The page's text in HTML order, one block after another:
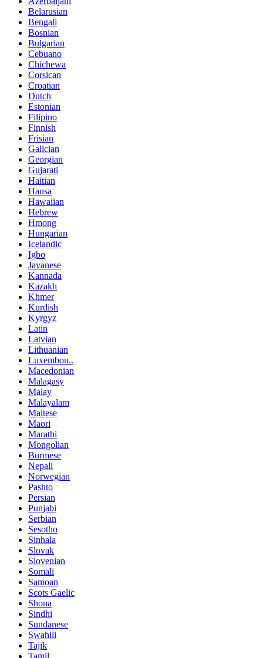
Belarusian
Bengali
Bosnian
Bulgarian
Cebuano
Chichewa
Corsican
Croatian
Dutch
Estonian
Filipino
Finnish
Frisian
Galician
Georgian
Gujarati
Haitian
Hausa
Hawaiian
Hebrew
Hmong
Hungarian
Icelandic
Igbo
Javanese
Kannada
Kazakh
Khmer
Kurdish
Kyrgyz
Latin
Latvian
Lithuanian
Luxembou..
Macedonian
Malagasy
Malay
Malayalam
Maltese
Maori
Marathi
Mongolian
Burmese
Nepali
Norwegian
Pashto
Persian
Punjabi
Serbian
Sesotho
Sinhala
Slovak
Slovenian
Somali
Samoan
Scots Gaelic
Shona
Sindhi
Sundanese
Swahili
Tajik
Tamil